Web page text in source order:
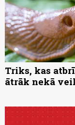
Triks, kas
ātrāk nekā